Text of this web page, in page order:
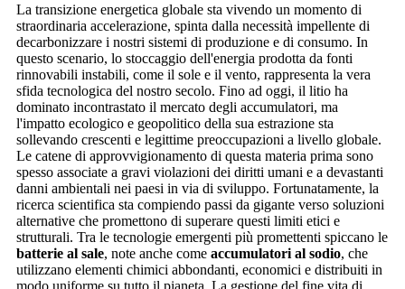
La transizione energetica globale sta vivendo un momento di
straordinaria accelerazione, spinta dalla necessità impellente di
decarbonizzare i nostri sistemi di produzione e di consumo. In
questo scenario, lo stoccaggio dell'energia prodotta da fonti
rinnovabili instabili, come il sole e il vento, rappresenta la vera
sfida tecnologica del nostro secolo. Fino ad oggi, il litio ha
dominato incontrastato il mercato degli accumulatori, ma
l'impatto ecologico e geopolitico della sua estrazione sta
sollevando crescenti e legittime preoccupazioni a livello globale.
Le catene di approvvigionamento di questa materia prima sono
spesso associate a gravi violazioni dei diritti umani e a devastanti
danni ambientali nei paesi in via di sviluppo. Fortunatamente, la
ricerca scientifica sta compiendo passi da gigante verso soluzioni
alternative che promettono di superare questi limiti etici e
strutturali. Tra le tecnologie emergenti più promettenti spiccano le
batterie al sale, note anche come accumulatori al sodio, che
utilizzano elementi chimici abbondanti, economici e distribuiti in
modo uniforme su tutto il pianeta. La gestione del fine vita di